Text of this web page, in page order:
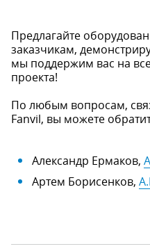
Предлагайте
заказчикам,
мы поддержим вас на
проекта!
По любым вопросам,
Fanvil, вы можете
Александр Ермаков,
Артем Борисенков,